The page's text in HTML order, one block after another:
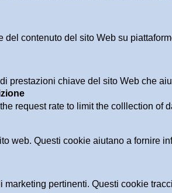
contenuto del sito Web su
prestazioni chiave del sito Web che
request rate to limit the colllection of
web. Questi cookie aiutano a fornire
pertinenti. Questi cookie